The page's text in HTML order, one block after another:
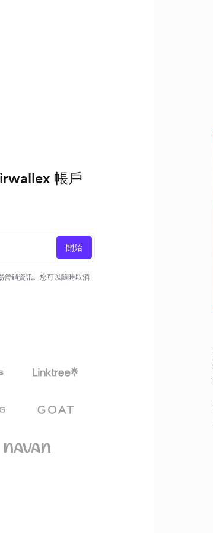
帳戶
開始
營銷資訊。您可以隨時取消